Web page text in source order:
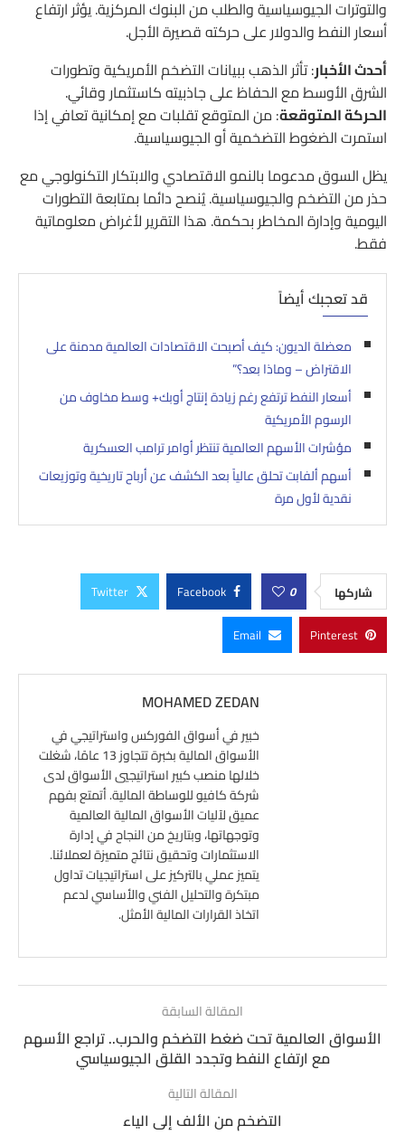
والتوترات الجيوسياسية والطلب من البنوك المركزية. يؤثر ارتفاع
أسعار النفط والدولار على حركته قصيرة الأجل.
أحدث الأخبار: تأثر الذهب ببيانات التضخم الأمريكية وتطورات
الشرق الأوسط مع الحفاظ على جاذبيته كاستثمار وقائي.
الحركة المتوقعة: من المتوقع تقلبات مع إمكانية تعافي إذا
استمرت الضغوط التضخمية أو الجيوسياسية.
يظل السوق مدعوما بالنمو الاقتصادي والابتكار التكنولوجي مع
حذر من التضخم والجيوسياسية. يُنصح دائما بمتابعة التطورات
اليومية وإدارة المخاطر بحكمة. هذا التقرير لأغراض معلوماتية
فقط.
قد تعجبك أيضاً
معضلة الديون: كيف أصبحت الاقتصادات العالمية مدمنة على
الاقتراض – وماذا بعد؟”
أسعار النفط ترتفع رغم زيادة إنتاج أوبك+ وسط مخاوف من
الرسوم الأمريكية
مؤشرات الأسهم العالمية تنتظر أوامر ترامب العسكرية
أسهم ألفابت تحلق عالياً بعد الكشف عن أرباح تاريخية وتوزيعات
نقدية لأول مرة
شاركها 0
Facebook
Twitter
Pinterest
Email
MOHAMED ZEDAN
خبير في أسواق الفوركس واستراتيجي في
الأسواق المالية بخبرة تتجاوز 13 عامًا، شغلت
خلالها منصب كبير استراتيجيي الأسواق لدى
شركة كافيو للوساطة المالية. أتمتع بفهم
عميق لآليات الأسواق المالية العالمية
وتوجهاتها، وبتاريخ من النجاح في إدارة
الاستثمارات وتحقيق نتائج متميزة لعملائنا.
يتميز عملي بالتركيز على استراتيجيات تداول
مبتكرة والتحليل الفني والأساسي لدعم
اتخاذ القرارات المالية الأمثل.
المقالة السابقة
الأسواق العالمية تحت ضغط التضخم والحرب.. تراجع الأسهم
مع ارتفاع النفط وتجدد القلق الجيوسياسي
المقالة التالية
التضخم من الألف إلى الياء